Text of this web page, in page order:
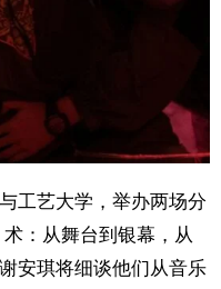
工艺大学，举办两场分
：从舞台到银幕，从
安琪将细谈他们从音乐